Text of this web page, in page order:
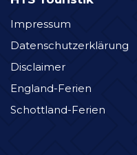
Impressum
Datenschutzerklärung
Disclaimer
England-Ferien
Schottland-Ferien